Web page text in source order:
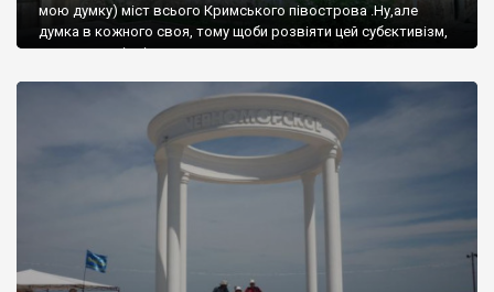
мою думку) міст всього Кримського півострова .Ну,але
думка в кожного своя, тому щоби розвіяти цей субєктивізм,
запрошую відвідати це